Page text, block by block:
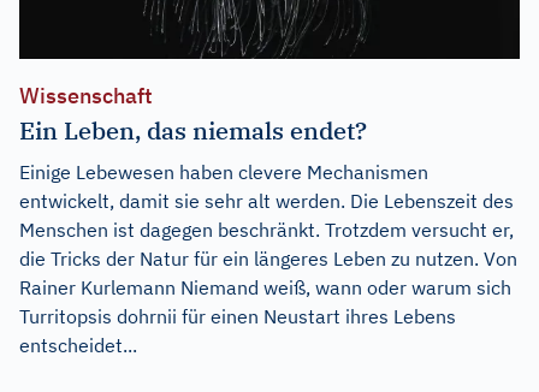
Wissenschaft
Ein Leben, das niemals endet?
Einige Lebewesen haben clevere Mechanismen
entwickelt, damit sie sehr alt werden. Die Lebenszeit des
Menschen ist dagegen beschränkt. Trotzdem versucht er,
die Tricks der Natur für ein längeres Leben zu nutzen. Von
Rainer Kurlemann Niemand weiß, wann oder warum sich
Turritopsis dohrnii für einen Neustart ihres Lebens
entscheidet...